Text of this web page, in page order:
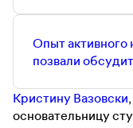
Опыт активного
позвали
Кристину Вазовски
основательницу